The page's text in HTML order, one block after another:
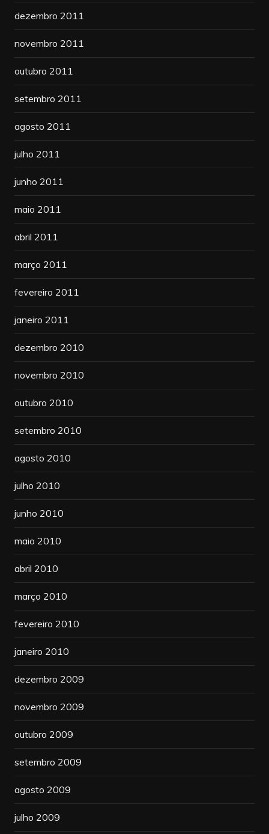
dezembro 2011
novembro 2011
outubro 2011
setembro 2011
agosto 2011
julho 2011
junho 2011
maio 2011
abril 2011
março 2011
fevereiro 2011
janeiro 2011
dezembro 2010
novembro 2010
outubro 2010
setembro 2010
agosto 2010
julho 2010
junho 2010
maio 2010
abril 2010
março 2010
fevereiro 2010
janeiro 2010
dezembro 2009
novembro 2009
outubro 2009
setembro 2009
agosto 2009
julho 2009